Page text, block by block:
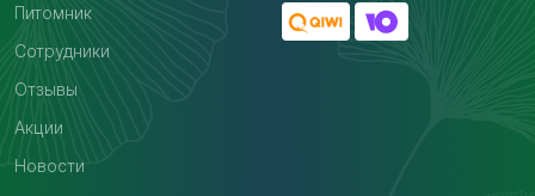
Питомник
Сотрудники
Отзывы
Акции
Новости